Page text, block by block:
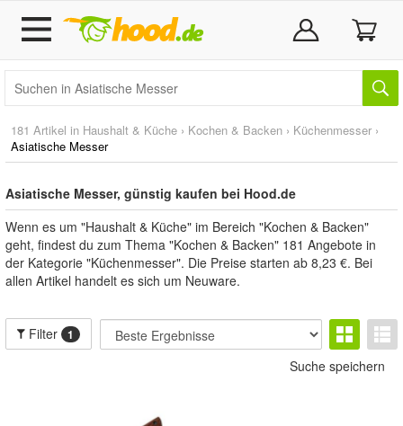
181 Artikel in Haushalt & Küche › Kochen & Backen › Küchenmesser ›
Asiatische Messer
Asiatische Messer, günstig kaufen bei Hood.de
Wenn es um "Haushalt & Küche" im Bereich "Kochen & Backen"
geht, findest du zum Thema "Kochen & Backen" 181 Angebote in
der Kategorie "Küchenmesser". Die Preise starten ab 8,23 €. Bei
allen Artikel handelt es sich um Neuware.
Filter 1
Suche speichern